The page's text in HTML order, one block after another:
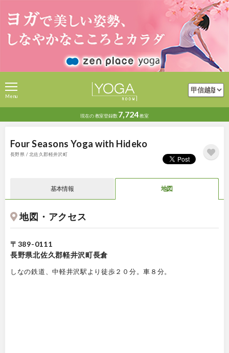
現在の教室登録数 7,724教室
Menu
Four Seasons Yoga with Hideko
長野県 / 北佐久郡軽井沢町
基本情報 地図
地図・アクセス
〒389-0111
長野県北佐久郡軽井沢町長倉
しなの鉄道、中軽井沢駅より徒歩２０分。車８分。